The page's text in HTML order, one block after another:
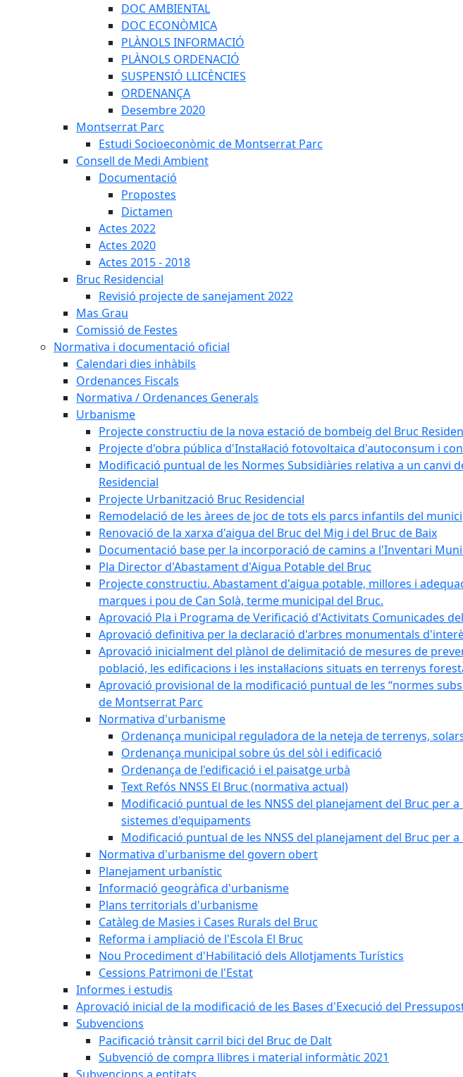
DOC AMBIENTAL
DOC ECONÒMICA
PLÀNOLS INFORMACIÓ
PLÀNOLS ORDENACIÓ
SUSPENSIÓ LLICÈNCIES
ORDENANÇA
Desembre 2020
Montserrat Parc
Estudi Socioeconòmic de Montserrat Parc
Consell de Medi Ambient
Documentació
Propostes
Dictamen
Actes 2022
Actes 2020
Actes 2015 - 2018
Bruc Residencial
Revisió projecte de sanejament 2022
Mas Grau
Comissió de Festes
Normativa i documentació oficial
Calendari dies inhàbils
Ordenances Fiscals
Normativa / Ordenances Generals
Urbanisme
Projecte constructiu de la nova estació de bombeig del Bruc
Projecte d'obra pública d'Instal·lació fotovoltaica d'autoconsum i
Modificació puntual de les Normes Subsidiàries relativa a un canvi
Residencial
Projecte Urbanització Bruc Residencial
Remodelació de les àrees de joc de tots els parcs infantils del
Renovació de la xarxa d'aigua del Bruc del Mig i del Bruc de Baix
Documentació base per la incorporació de camins a l'Inventari
Pla Director d'Abastament d'Aigua Potable del Bruc
Projecte constructiu. Abastament d'aigua potable, millores i
marques i pou de Can Solà, terme municipal del Bruc.
Aprovació Pla i Programa de Verificació d'Activitats Comunicades
Aprovació definitiva per la declaració d'arbres monumentals
Aprovació inicialment del plànol de delimitació de mesures de
població, les edificacions i les instal·lacions situats en terrenys
Aprovació provisional de la modificació puntual de les “normes
de Montserrat Parc
Normativa d'urbanisme
Ordenança municipal reguladora de la neteja de terrenys,
Ordenança municipal sobre ús del sòl i edificació
Ordenança de l'edificació i el paisatge urbà
Text Refós NNSS El Bruc (normativa actual)
Modificació puntual de les NNSS del planejament del Bruc per
sistemes d'equipaments
Modificació puntual de les NNSS del planejament del Bruc per
Normativa d'urbanisme del govern obert
Planejament urbanístic
Informació geogràfica d'urbanisme
Plans territorials d'urbanisme
Catàleg de Masies i Cases Rurals del Bruc
Reforma i ampliació de l'Escola El Bruc
Nou Procediment d'Habilitació dels Allotjaments Turístics
Cessions Patrimoni de l'Estat
Informes i estudis
Aprovació inicial de la modificació de les Bases d'Execució del
Subvencions
Pacificació trànsit carril bici del Bruc de Dalt
Subvenció de compra llibres i material informàtic 2021